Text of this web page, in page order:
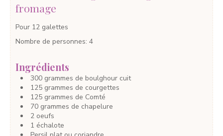
fromage
Pour 12 galettes
Nombre de personnes: 4
Ingrédients
300 grammes de boulghour cuit
125 grammes de courgettes
125 grammes de Comté
70 grammes de chapelure
2 oeufs
1 échalote